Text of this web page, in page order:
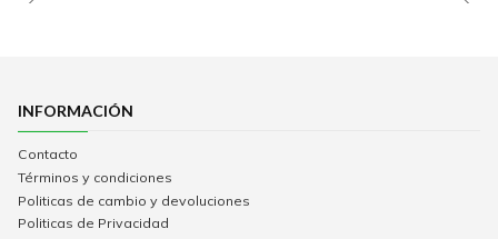
INFORMACIÓN
Contacto
Términos y condiciones
Politicas de cambio y devoluciones
Politicas de Privacidad